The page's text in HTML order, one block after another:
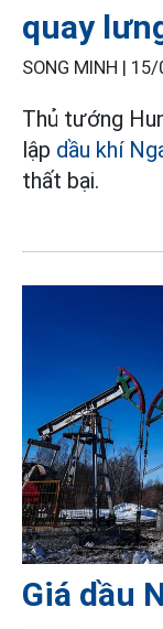
quay
SONG MINH | 15/
Thủ tướng
lập dầu khí
thất bại.
Giá dầu